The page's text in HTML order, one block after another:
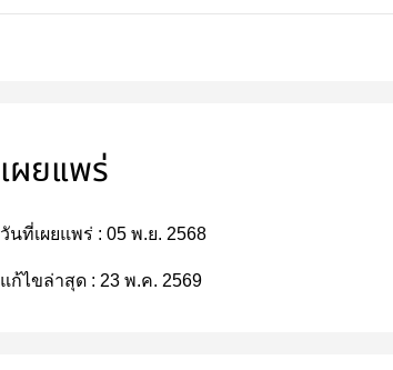
เผยแพร่
วันที่เผยแพร่ : 05 พ.ย. 2568
แก้ไขล่าสุด : 23 พ.ค. 2569